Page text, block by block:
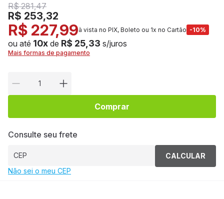
R$ 281,47
R$ 253,32
R$ 227,99à vista no PIX, Boleto ou 1x no Cartão -10%
ou até 10x de R$ 25,33 s/juros
Mais formas de pagamento
Comprar
Consulte seu frete
CALCULAR
Não sei o meu CEP